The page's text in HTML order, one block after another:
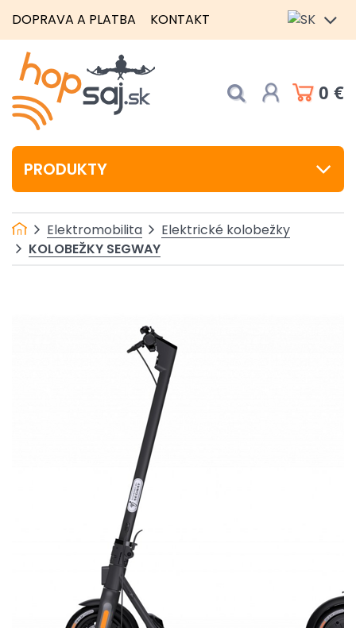
DOPRAVA A PLATBA KONTAKT
0 €
PRODUKTY
Elektromobilita
Elektrické kolobežky
KOLOBEŽKY SEGWAY